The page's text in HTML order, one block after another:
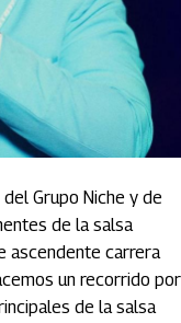
Grupo Niche y de
de la salsa
ascendente carrera
un recorrido por
de la salsa